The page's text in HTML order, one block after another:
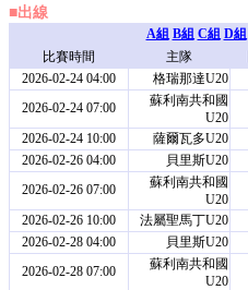
■出線
A組 B組 C組 D組
比賽時間
主隊
2026-02-24 04:00
格瑞那達U20
2026-02-24 07:00
蘇利南共和國
U20
2026-02-24 10:00
薩爾瓦多U20
2026-02-26 04:00
貝里斯U20
2026-02-26 07:00
蘇利南共和國
U20
2026-02-26 10:00
法屬聖馬丁U20
2026-02-28 04:00
貝里斯U20
2026-02-28 07:00
蘇利南共和國
U20